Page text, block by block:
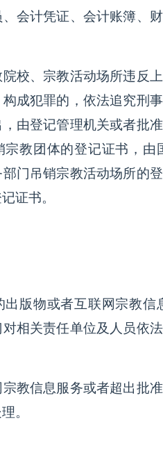
会计凭证、会计账簿、
校、宗教活动场所违反
成犯罪的，依法追究刑
由登记管理机关或者批
宗教团体的登记证书，
门吊销宗教活动场所的
证书。
出版物或者互联网宗教
相关责任单位及人员依
教信息服务或者超出批
。